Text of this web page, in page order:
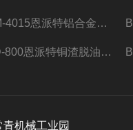
BM-4015恩派特铝合金屑压饼机 脱油效果好
ED-800恩派特铜渣脱油机废铜屑铝屑甩油机
机械工业园